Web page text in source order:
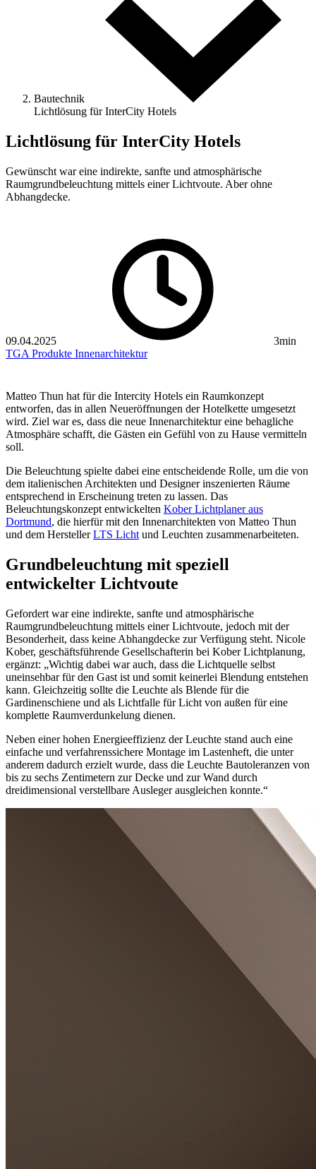
Bautechnik
Lichtlösung für InterCity Hotels
Lichtlösung für InterCity Hotels
Gewünscht war eine indirekte, sanfte und atmosphärische
Raumgrundbeleuchtung mittels einer Lichtvoute. Aber ohne
Abhangdecke.
09.04.2025
3min
TGA Produkte Innenarchitektur
Matteo Thun hat für die Intercity Hotels ein Raumkonzept
entworfen, das in allen Neueröffnungen der Hotelkette umgesetzt
wird. Ziel war es, dass die neue Innenarchitektur eine behagliche
Atmosphäre schafft, die Gästen ein Gefühl von zu Hause vermitteln
soll.
Die Beleuchtung spielte dabei eine entscheidende Rolle, um die von
dem italienischen Architekten und Designer inszenierten Räume
entsprechend in Erscheinung treten zu lassen. Das
Beleuchtungskonzept entwickelten Kober Lichtplaner aus
Dortmund, die hierfür mit den Innenarchitekten von Matteo Thun
und dem HerstellerLTS Licht und Leuchten zusammenarbeiteten.
Grundbeleuchtung mit speziell
entwickelter Lichtvoute
Gefordert war eine indirekte, sanfte und atmosphärische
Raumgrundbeleuchtung mittels einer Lichtvoute, jedoch mit der
Besonderheit, dass keine Abhangdecke zur Verfügung steht. Nicole
Kober, geschäftsführende Gesellschafterin bei Kober Lichtplanung,
ergänzt: „Wichtig dabei war auch, dass die Lichtquelle selbst
uneinsehbar für den Gast ist und somit keinerlei Blendung entstehen
kann. Gleichzeitig sollte die Leuchte als Blende für die
Gardinenschiene und als Lichtfalle für Licht von außen für eine
komplette Raumverdunkelung dienen.
Neben einer hohen Energieeffizienz der Leuchte stand auch eine
einfache und verfahrenssichere Montage im Lastenheft, die unter
anderem dadurch erzielt wurde, dass die Leuchte Bautoleranzen von
bis zu sechs Zentimetern zur Decke und zur Wand durch
dreidimensional verstellbare Ausleger ausgleichen konnte.“